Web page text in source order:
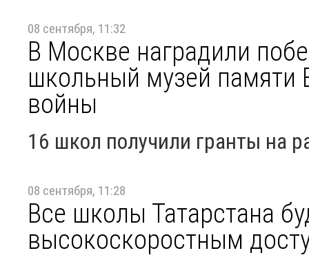
08 сентября, 11:32
В Москве наградили
школьный музей памяти
войны
16 школ получили гранты на
08 сентября, 11:28
Все школы Татарстана
высокоскоростным